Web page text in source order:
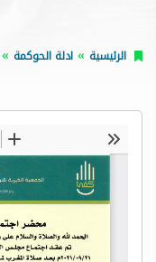
الرئيسية ادلة الحوكمة